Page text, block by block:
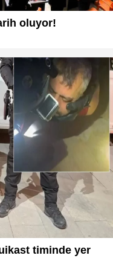
oluyor!
timinde yer